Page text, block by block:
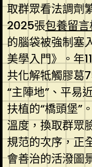
取群眾看法調劑
2025張包養留
的腦袋被強制塞
美學入門》。年
共化解牴觸膠葛
“主陣地”、平易
扶植的“橋頭堡”
溫度，換取群眾
規范的次序，正
會善治的活潑圖